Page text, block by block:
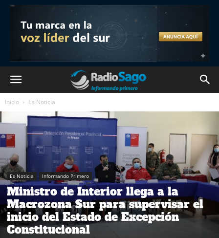
Inicio Es Noticia
Es Noticia Informando Primero
Ministro de Interior llega a la
Macrozona Sur para supervisar el
inicio del Estado de Excepción
Constitucional